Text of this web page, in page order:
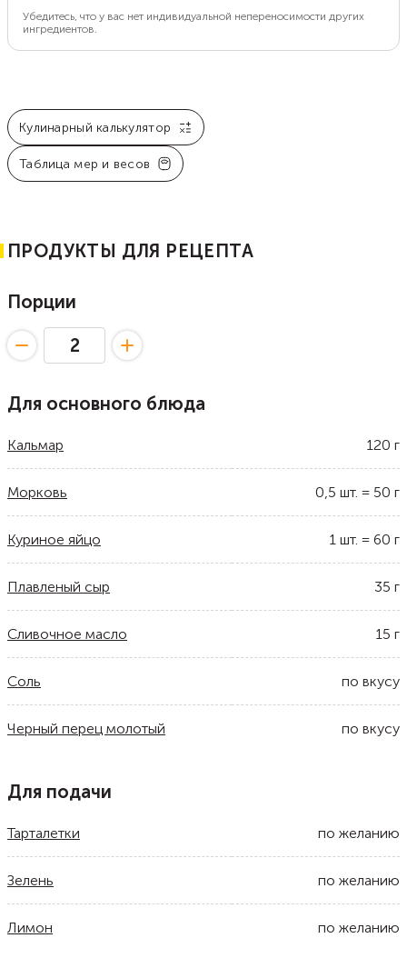
Убедитесь, что у вас нет индивидуальной непереносимости других
ингредиентов.
Кулинарный калькулятор
Таблица мер и весов
ПРОДУКТЫ ДЛЯ РЕЦЕПТА
Порции
Для основного блюда
Кальмар 120 г
Морковь 0,5 шт. = 50 г
Куриное яйцо 1 шт. = 60 г
Плавленый сыр 35 г
Сливочное масло 15 г
Соль по вкусу
Черный перец молотый по вкусу
Для подачи
Тарталетки по желанию
Зелень по желанию
Лимон по желанию